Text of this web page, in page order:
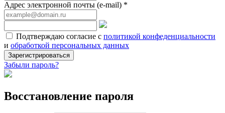
Адрес электронной почты (e-mail) *
Подтверждаю согласие с политикой конфеденциальности
и обработкой персональных данных
Зарегистрироваться
Забыли пароль?
Восстановление пароля